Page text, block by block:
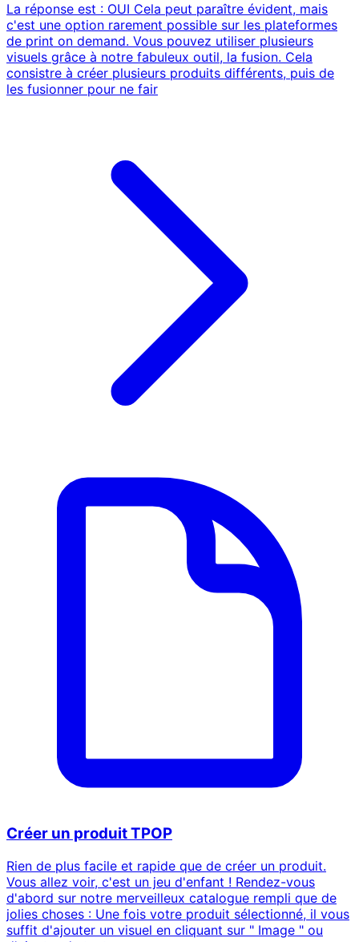
La réponse est : OUI Cela peut paraître évident, mais
c'est une option rarement possible sur les plateformes
de print on demand. Vous pouvez utiliser plusieurs
visuels grâce à notre fabuleux outil, la fusion. Cela
consistre à créer plusieurs produits différents, puis de
les fusionner pour ne fair
Créer un produit TPOP
Rien de plus facile et rapide que de créer un produit.
Vous allez voir, c'est un jeu d'enfant ! Rendez-vous
d'abord sur notre merveilleux catalogue rempli que de
jolies choses : Une fois votre produit sélectionné, il vous
suffit d'ajouter un visuel en cliquant sur " Image " ou